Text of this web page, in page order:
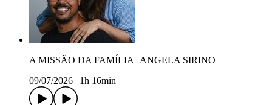
A MISSÃO DA FAMÍLIA | ANGELA SIRINO
09/07/2026
1h 16min